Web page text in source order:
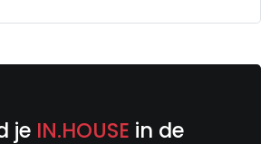
je IN.HOUSE in de